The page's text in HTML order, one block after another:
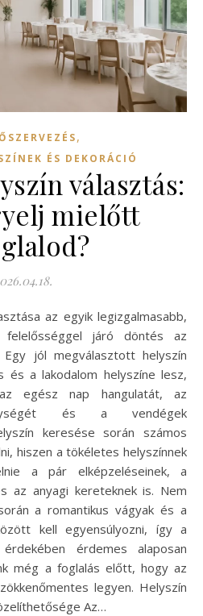
,
ÉS DEKORÁCIÓ
választás:
mielőtt
felelősséggel járó döntés az
Egy jól megválasztott helyszín
és a lakodalom helyszíne lesz,
egész nap hangulatát, az
és a vendégek
keresése során számos
hiszen a tökéletes helyszínnek
a pár elképzeléseinek, a
az anyagi kereteknek is. Nem
a romantikus vágyak és a
kell egyensúlyozni, így a
érdemes alaposan
még a foglalás előtt, hogy az
legyen. Helyszín
Az…